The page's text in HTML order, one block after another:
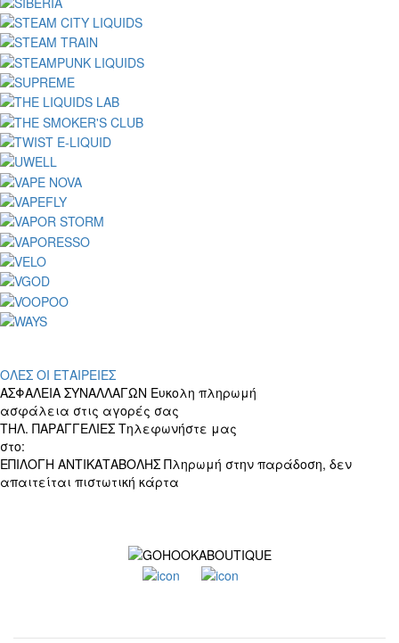
ΟΛΕΣ ΟΙ ΕΤΑΙΡΕΙΕΣ
ΑΣΦΑΛΕΙΑ ΣΥΝΑΛΛΑΓΩΝ Ευκολη πληρωμή
ασφάλεια στις αγορές σας
ΤΗΛ. ΠΑΡΑΓΓΕΛΙΕΣ Τηλεφωνήστε μας
στο:
ΕΠΙΛΟΓΗ ΑΝΤΙΚΑΤΑΒΟΛΗΣ Πληρωμή στην παράδοση, δεν
απαιτείται πιστωτική κάρτα